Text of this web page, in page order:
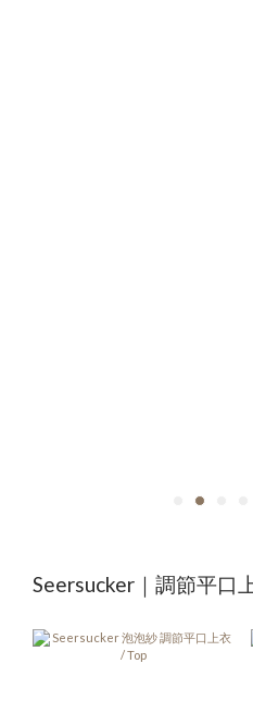
Seersucker｜調節平口